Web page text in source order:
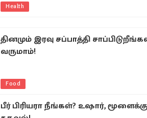
Health
தினமும் இரவு சப்பாத்தி
வருமாம்!
Food
பீர் பிரியரா நீங்கள்? உஷார்,